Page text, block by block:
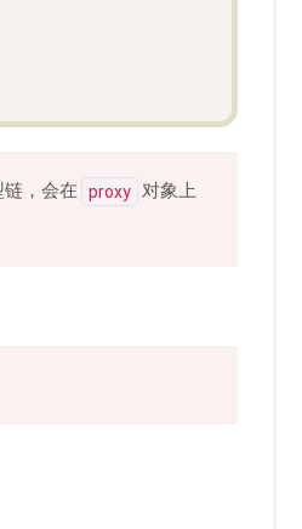
，会在 proxy
对象上